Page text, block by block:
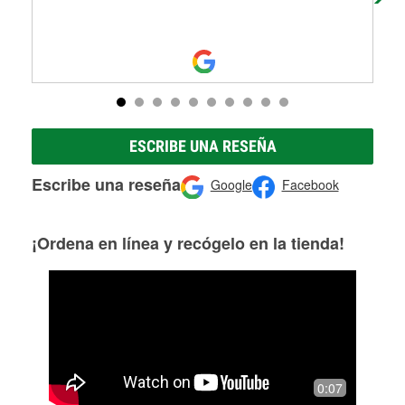
ESCRIBE UNA RESEÑA
Escribe una reseña Google Facebook
¡Ordena en línea y recógelo en la tienda!
0:07